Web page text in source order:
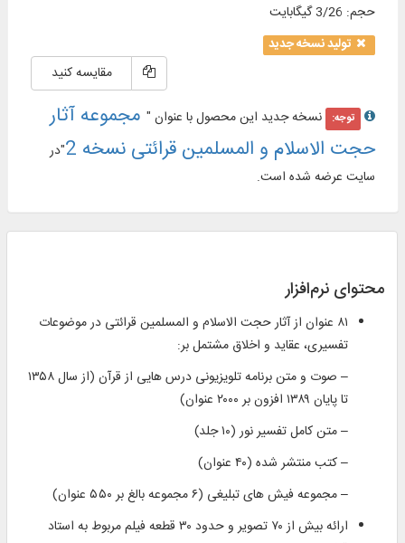
حجم: 3/26 گیگابایت
تولید نسخه جدید
مقایسه کنید
توجه: نسخه جدید این محصول با عنوان "مجموعه آثار
حجت الاسلام و المسلمین قرائتی نسخه 2
"در
سایت عرضه شده است.
محتوای نرم‌افزار
۸۱ عنوان از آثار حجت الاسلام و المسلمین قرائتی در موضوعات
تفسیری، عقاید و اخلاق مشتمل بر:
– صوت و متن برنامه‏ تلويزيونى درس‌ هايى از قرآن (از سال ۱۳۵۸
تا پايان ۱۳۸۹ افزون بر ۲۰۰۰ عنوان)
– متن کامل تفسیر نور (۱۰ جلد)
– كتب منتشر شده (۴۰ عنوان)
– مجموعه فيش ‏هاى تبليغى (۶ مجموعه بالغ بر ۵۵۰ عنوان)
ارائه بیش از ۷۰ تصویر و حدود ۳۰ قطعه فیلم مربوط به استاد